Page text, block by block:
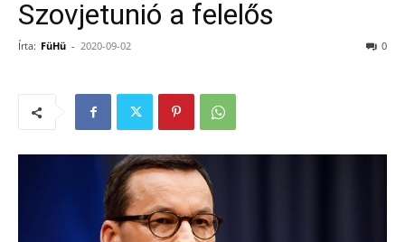
Szovjetunió a felelős
Írta: FüHü - 2020-09-02 0